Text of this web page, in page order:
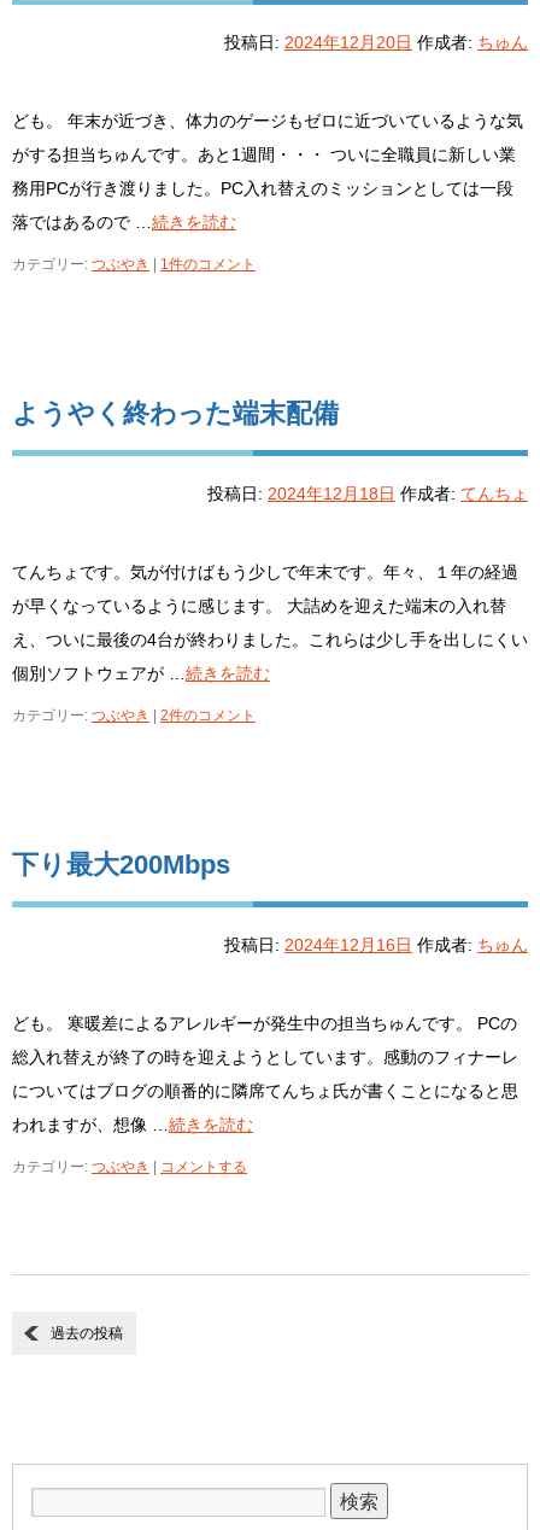
投稿日: 2024年12月20日 作成者: ちゅん
ども。 年末が近づき、体力のゲージもゼロに近づいているような気
がする担当ちゅんです。あと1週間・・・ ついに全職員に新しい業
務用PCが行き渡りました。PC入れ替えのミッションとしては一段
落ではあるので … 続きを読む
カテゴリー: つぶやき 1件のコメント
ようやく終わった端末配備
投稿日: 2024年12月18日 作成者: てんちょ
てんちょです。気が付けばもう少しで年末です。年々、１年の経過
が早くなっているように感じます。 大詰めを迎えた端末の入れ替
え、ついに最後の4台が終わりました。これらは少し手を出しにくい
個別ソフトウェアが … 続きを読む
カテゴリー: つぶやき 2件のコメント
下り最大200Mbps
投稿日: 2024年12月16日 作成者: ちゅん
ども。 寒暖差によるアレルギーが発生中の担当ちゅんです。 PCの
総入れ替えが終了の時を迎えようとしています。感動のフィナーレ
についてはブログの順番的に隣席てんちょ氏が書くことになると思
われますが、想像 … 続きを読む
カテゴリー: つぶやき コメントする
過去の投稿